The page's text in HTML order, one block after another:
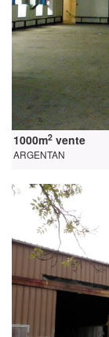
1000m2 vente
ARGENTAN